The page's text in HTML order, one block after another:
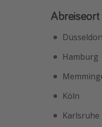
Abreiseort
Hamburg
Köln
Karlsruhe